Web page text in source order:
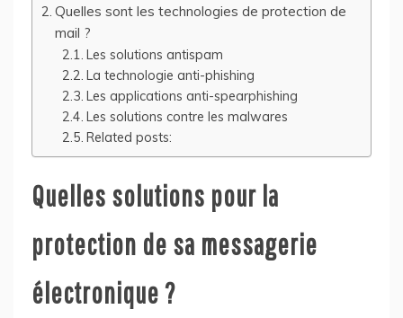
Quelles sont les technologies de protection de
mail ?
Les solutions antispam
La technologie anti-phishing
Les applications anti-spearphishing
Les solutions contre les malwares
Related posts:
Quelles solutions pour la
protection de sa messagerie
électronique ?